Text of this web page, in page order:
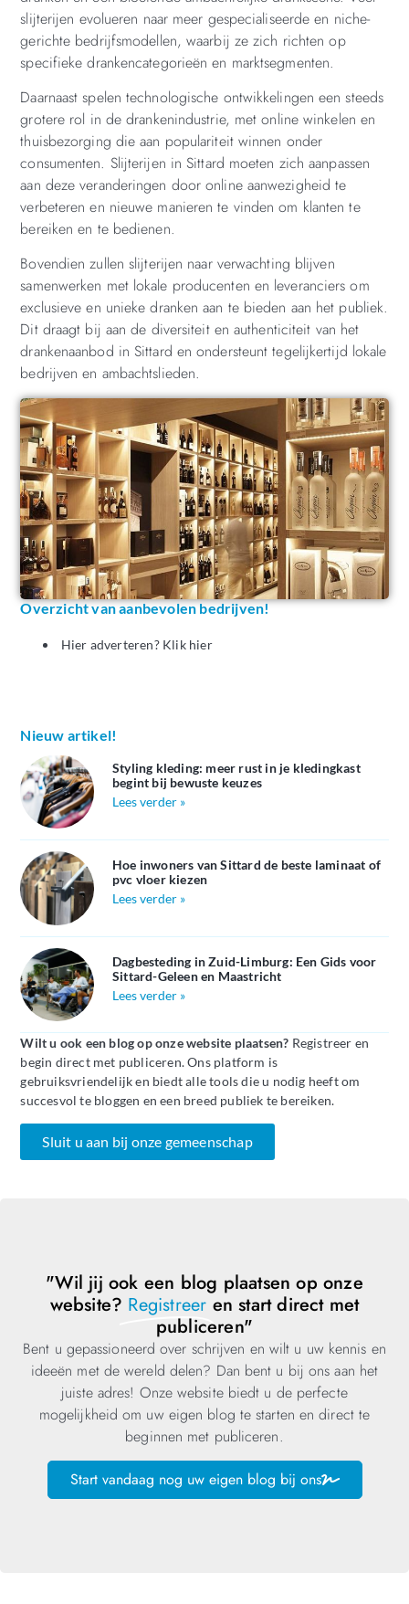
slijterijen evolueren naar meer gespecialiseerde en niche-
gerichte bedrijfsmodellen, waarbij ze zich richten op
specifieke drankencategorieën en marktsegmenten.
Daarnaast spelen technologische ontwikkelingen een steeds
grotere rol in de drankenindustrie, met online winkelen en
thuisbezorging die aan populariteit winnen onder
consumenten. Slijterijen in Sittard moeten zich aanpassen
aan deze veranderingen door online aanwezigheid te
verbeteren en nieuwe manieren te vinden om klanten te
bereiken en te bedienen.
Bovendien zullen slijterijen naar verwachting blijven
samenwerken met lokale producenten en leveranciers om
exclusieve en unieke dranken aan te bieden aan het publiek.
Dit draagt bij aan de diversiteit en authenticiteit van het
drankenaanbod in Sittard en ondersteunt tegelijkertijd lokale
bedrijven en ambachtslieden.
Overzicht van aanbevolen bedrijven!
Hier adverteren? Klik hier
Nieuw artikel!
Styling kleding: meer rust in je kledingkast
begint bij bewuste keuzes
Lees verder »
Hoe inwoners van Sittard de beste laminaat of
pvc vloer kiezen
Lees verder »
Dagbesteding in Zuid-Limburg: Een Gids voor
Sittard-Geleen en Maastricht
Lees verder »
Wilt u ook een blog op onze website plaatsen? Registreer en
begin direct met publiceren. Ons platform is
gebruiksvriendelijk en biedt alle tools die u nodig heeft om
succesvol te bloggen en een breed publiek te bereiken.
Sluit u aan bij onze gemeenschap
"Wil jij ook een blog plaatsen op onze
website? Registreer en start direct met
publiceren"
Bent u gepassioneerd over schrijven en wilt u uw kennis en
ideeën met de wereld delen? Dan bent u bij ons aan het
juiste adres! Onze website biedt u de perfecte
mogelijkheid om uw eigen blog te starten en direct te
beginnen met publiceren.
Start vandaag nog uw eigen blog bij ons